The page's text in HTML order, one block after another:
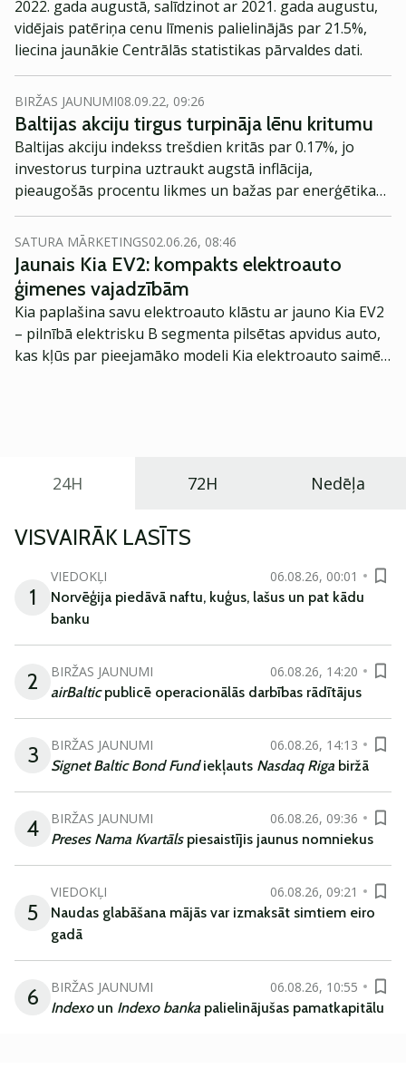
2022. gada augustā, salīdzinot ar 2021. gada augustu,
vidējais patēriņa cenu līmenis palielinājās par 21.5%,
liecina jaunākie Centrālās statistikas pārvaldes dati.
BIRŽAS JAUNUMI08.09.22, 09:26
Baltijas akciju tirgus turpināja lēnu kritumu
Baltijas akciju indekss trešdien kritās par 0.17%, jo
investorus turpina uztraukt augstā inflācija,
pieaugošās procentu likmes un bažas par enerģētikas
jautājumu.
SATURA MĀRKETINGS02.06.26, 08:46
Jaunais Kia EV2: kompakts elektroauto
ģimenes vajadzībām
Kia paplašina savu elektroauto klāstu ar jauno Kia EV2
– pilnībā elektrisku B segmenta pilsētas apvidus auto,
kas kļūs par pieejamāko modeli Kia elektroauto saimē
24H 72H Nedēļa
VISVAIRĀK LASĪTS
1
VIEDOKĻI
06.08.26, 00:01
Norvēģija piedāvā naftu, kuģus, lašus un pat kādu
banku
2 BIRŽAS JAUNUMI
06.08.26, 14:20
airBalticpublicē operacionālās darbības rādītājus
3 BIRŽAS JAUNUMI
06.08.26, 14:13
Signet Baltic Bond Fundiekļauts Nasdaq Riga biržā
4 BIRŽAS JAUNUMI
06.08.26, 09:36
Preses Nama Kvartāls piesaistījis jaunus nomniekus
5
VIEDOKĻI
06.08.26, 09:21
Naudas glabāšana mājās var izmaksāt simtiem eiro
gadā
6 BIRŽAS JAUNUMI
06.08.26, 10:55
Indexoun Indexo banka palielinājušas pamatkapitālu